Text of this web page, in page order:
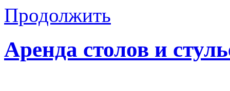
Продолжить
Аренда столов и